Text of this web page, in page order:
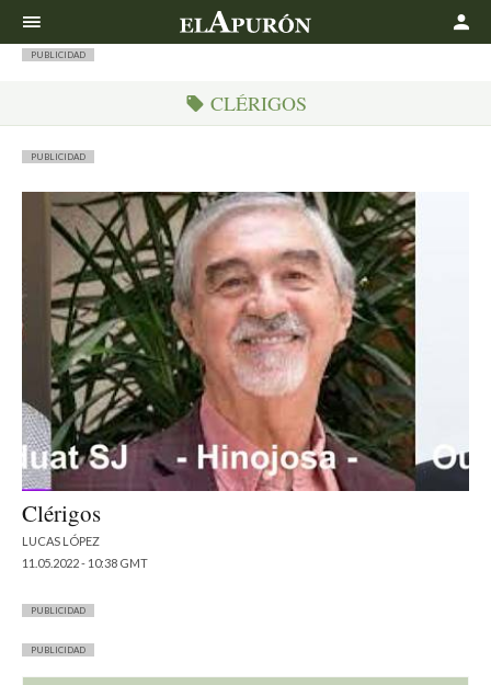
PUBLICIDAD
CLÉRIGOS
PUBLICIDAD
Clérigos
LUCAS LÓPEZ
11.05.2022 - 10:38 GMT
PUBLICIDAD
PUBLICIDAD